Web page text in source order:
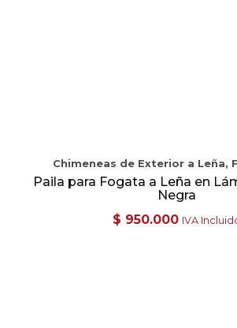
Chimeneas de Exterior a Leña,
Paila para Fogata a Leña en
Negra
$ 950.000 IVA